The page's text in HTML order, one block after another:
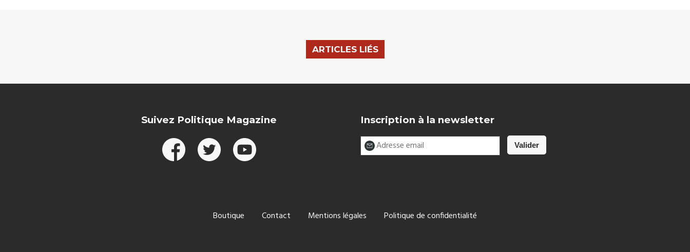
ARTICLES LIÉS
Suivez Politique Magazine Inscription à la newsletter
Boutique Contact Mentions légales Politique de confidentialité